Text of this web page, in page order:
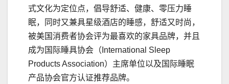
式文化为定位点，倡导舒适、健康、零压力睡
眠，同时又兼具星级酒店的睡感，舒适又时尚，
被美国消费者协会评为最喜欢的家具品牌，并且
成为国际睡具协会（International Sleep
Products Association）主席单位以及国际睡眠
产品协会官方认证推荐品牌。